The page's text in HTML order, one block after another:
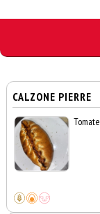
CALZONE PIERRE